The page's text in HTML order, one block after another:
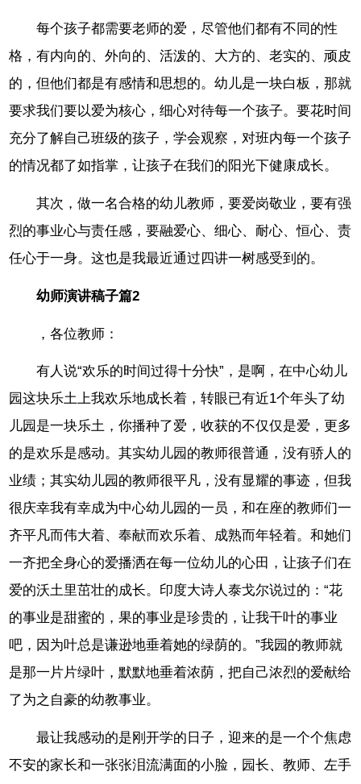
每个孩子都需要老师的爱，尽管他们都有不同的性
格，有内向的、外向的、活泼的、大方的、老实的、顽皮
的，但他们都是有感情和思想的。幼儿是一块白板，那就
要求我们要以爱为核心，细心对待每一个孩子。要花时间
充分了解自己班级的孩子，学会观察，对班内每一个孩子
的情况都了如指掌，让孩子在我们的阳光下健康成长。
其次，做一名合格的幼儿教师，要爱岗敬业，要有强
烈的事业心与责任感，要融爱心、细心、耐心、恒心、责
任心于一身。这也是我最近通过四讲一树感受到的。
幼师演讲稿子篇2
，各位教师：
有人说“欢乐的时间过得十分快”，是啊，在中心幼儿
园这块乐土上我欢乐地成长着，转眼已有近1个年头了幼
儿园是一块乐土，你播种了爱，收获的不仅仅是爱，更多
的是欢乐是感动。其实幼儿园的教师很普通，没有骄人的
业绩；其实幼儿园的教师很平凡，没有显耀的事迹，但我
很庆幸我有幸成为中心幼儿园的一员，和在座的教师们一
齐平凡而伟大着、奉献而欢乐着、成熟而年轻着。和她们
一齐把全身心的爱播洒在每一位幼儿的心田，让孩子们在
爱的沃土里茁壮的成长。印度大诗人泰戈尔说过的：“花
的事业是甜蜜的，果的事业是珍贵的，让我干叶的事业
吧，因为叶总是谦逊地垂着她的绿荫的。”我园的教师就
是那一片片绿叶，默默地垂着浓荫，把自己浓烈的爱献给
了为之自豪的幼教事业。
最让我感动的是刚开学的日子，迎来的是一个个焦虑
不安的家长和一张张泪流满面的小脸，园长、教师、左手